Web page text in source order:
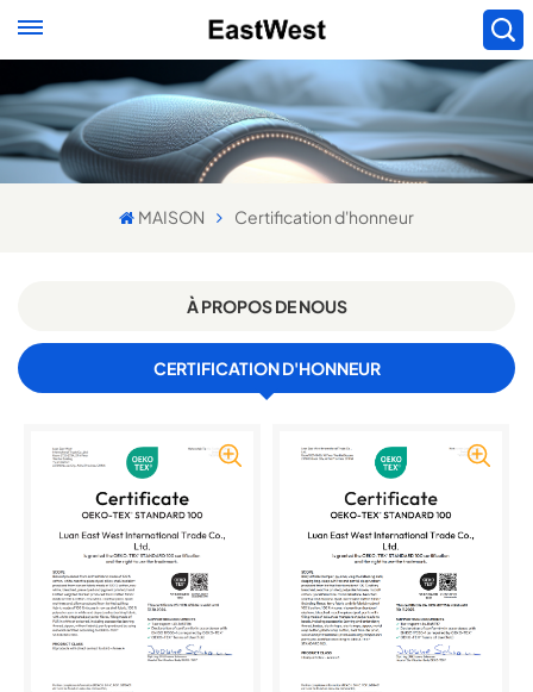
MAISON Certification d'honneur
À PROPOS DE NOUS
CERTIFICATION D'HONNEUR